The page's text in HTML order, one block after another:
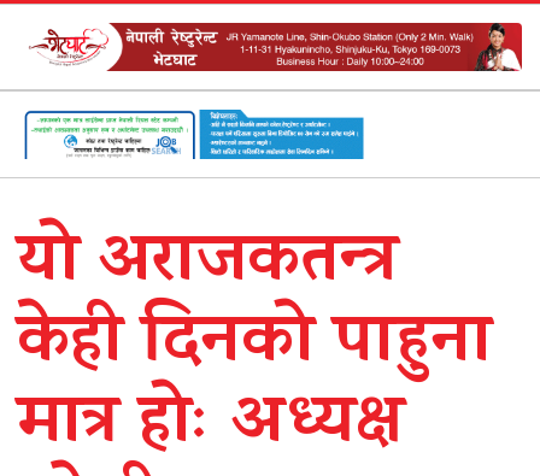
यो अराजकतन्त्र
केही दिनको पाहुना
मात्र होः अध्यक्ष